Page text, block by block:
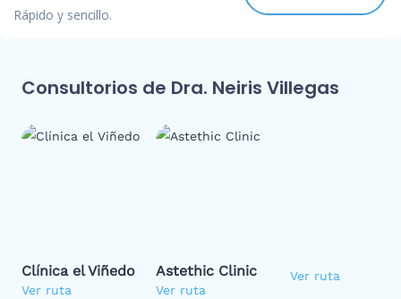
Rápido y sencillo.
Consultorios de Dra. Neiris Villegas
Clínica el Viñedo
Ver ruta
Astethic Clinic
Ver ruta
Ver ruta